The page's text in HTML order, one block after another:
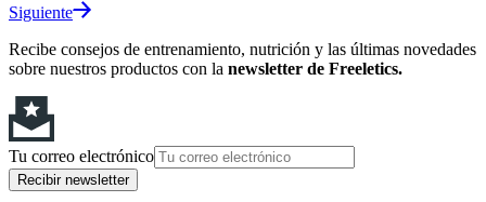
Siguiente
Recibe consejos de entrenamiento, nutrición y las últimas novedades
sobre nuestros productos con la newsletter de Freeletics.
Tu correo electrónico
Recibir newsletter